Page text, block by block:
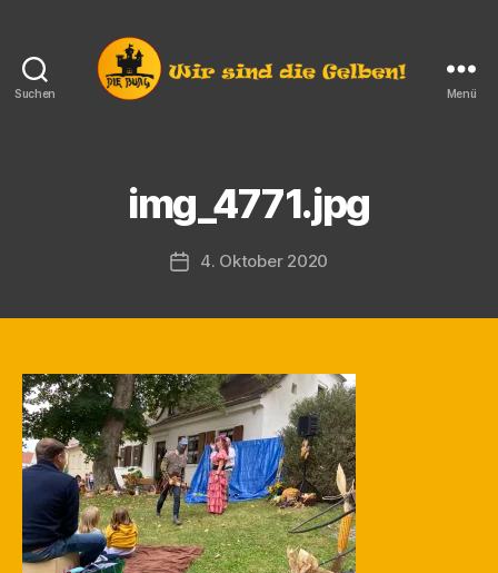
Suchen
Langendorf
Menü
img_4771.jpg
Beitragsautor
o
n
a
in
Veröffentlichungsdatum
4. Oktober 2020